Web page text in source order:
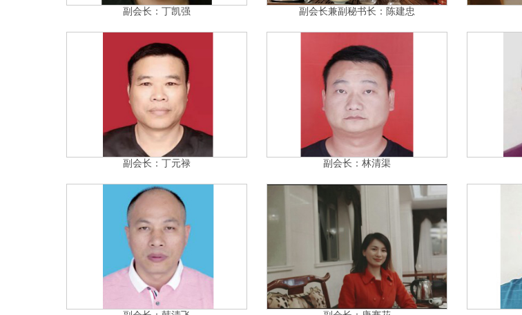
副会长：丁凯强 副会长兼副秘书长：陈建忠
副会长：丁元禄 副会长：林清渠